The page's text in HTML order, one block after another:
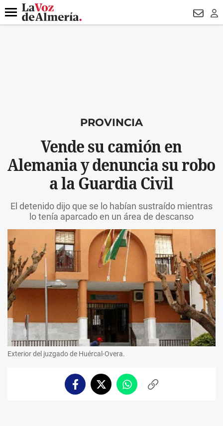
DESTACADO
Menú
PROVINCIA
Vende su camión en
Alemania y denuncia su robo
a la Guardia Civil
El detenido dijo que se lo habían sustraído mientras
lo tenía aparcado en un área de descanso
Exterior del juzgado de Huércal-Overa.
FacebookTwitterWhatsappCopiar